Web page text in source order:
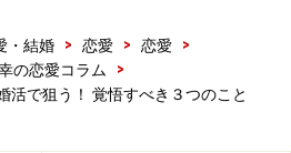
年収1000万円越えであっても、
・結婚 > 恋愛 > 恋愛
>
の恋愛コラム
>
活で狙う！ 覚悟すべき３つのこと